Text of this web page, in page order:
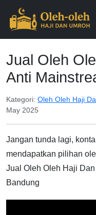
Jual Oleh
Anti
Kategori: Oleh Oleh Haji
May 2025
Jangan tunda lagi,
mendapatkan pilihan
Jual Oleh Oleh Haji
Bandung